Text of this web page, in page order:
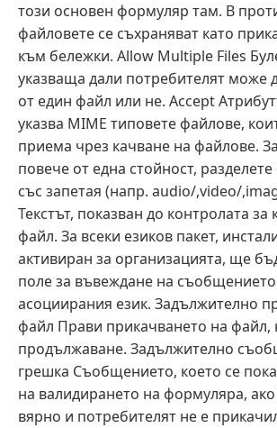
този основен формуляр там. В
файловете се съхраняват като
към бележки. Allow Multiple Files
указваща дали потребителят може
от един файл или не. Accept
указва MIME типовете файлове,
приема чрез качване на файлове.
повече от една стойност,
със запетая (напр. audio/,video/
Текстът, показван до контролата за
файл. За всеки езиков пакет,
активиран за организацията, ще
поле за въвеждане на
асоциирания език. Задължително
файл Прави прикачването на файл,
продължаване. Задължително
грешка Съобщението, което се
на валидирането на формуляра,
вярно и потребителят не е